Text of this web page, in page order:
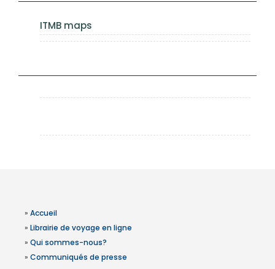
ITMB maps
» Accueil
» Librairie de voyage en ligne
» Qui sommes-nous?
» Communiqués de presse